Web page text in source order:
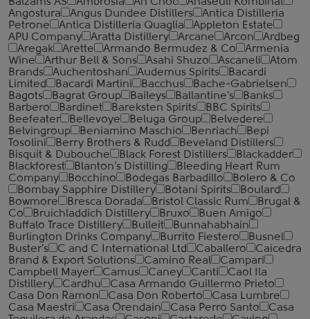
Angostura
Angus Dundee Distillers
Antica Distilleria
Petrone
Antica Distilleria Quaglia
Appleton Estate
APU Company
Aratta Distillery Arcane Arcon
Ardbeg
Aregak
Arette Armando Bermudez & Co
Armenia
Wine
Arthur Bell & Sons Asahi Shuzo Ascaneli
Atom
Brands
Auchentoshan Audemus Spirits
Bacardi
Limited
Bacardi Martini Bacchus
Bache-Gabrielsen
Bagots
Bagrat Group Baileys Ballantine's
Banks
Barbero
Bardinet Bareksten Spirits
BBC Spirits
Beefeater
Bellevoye Beluga Group
Belvedere
Belvingroup
Beniamino Maschio Benriach
Bepi
Tosolini
Berry Brothers & Rudd
Beveland Distillers
Bisquit & Dubouche
Black Forest Distillers
Blackadder
Blackforest
Blanton's Distilling
Bleeding Heart Rum
Company
Bocchino Bodegas Barbadillo
Bolero & Co
Bombay Sapphire Distillery
Botani Spirits
Boulard
Bowmore
Bresca Dorada Bristol Classic Rum
Brugal &
Co
Bruichladdich Distillery Bruxo
Buen Amigo
Buffalo Trace Distillery
Bulleit
Bunnahabhain
Burlington Drinks Company
Burrito Fiestero
Busnel
Buster's
C and C International Ltd Caballero
Caicedra
Brand & Export Solutions
Camino Real
Campari
Campbell Mayer
Camus Caney Canti
Caol Ila
Distillery
Cardhu
Casa Armando Guillermo Prieto
Casa Don Ramon
Casa Don Roberto
Casa Lumbre
Casa Maestri
Casa Orendain Casa Perro Santo
Casa